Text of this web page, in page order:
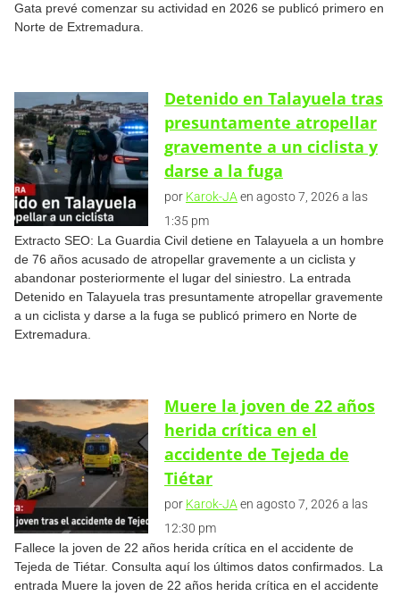
Gata prevé comenzar su actividad en 2026 se publicó primero en
Norte de Extremadura.
Detenido en Talayuela tras
presuntamente atropellar
gravemente a un ciclista y
darse a la fuga
por Karok-JA en agosto 7, 2026 a las
1:35 pm
Extracto SEO: La Guardia Civil detiene en Talayuela a un hombre
de 76 años acusado de atropellar gravemente a un ciclista y
abandonar posteriormente el lugar del siniestro. La entrada
Detenido en Talayuela tras presuntamente atropellar gravemente
a un ciclista y darse a la fuga se publicó primero en Norte de
Extremadura.
Muere la joven de 22 años
herida crítica en el
accidente de Tejeda de
Tiétar
por Karok-JA en agosto 7, 2026 a las
12:30 pm
Fallece la joven de 22 años herida crítica en el accidente de
Tejeda de Tiétar. Consulta aquí los últimos datos confirmados. La
entrada Muere la joven de 22 años herida crítica en el accidente